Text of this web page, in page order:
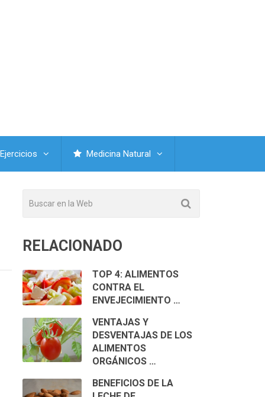
Ejercicios Medicina Natural
RELACIONADO
TOP 4: ALIMENTOS
CONTRA EL
ENVEJECIMIENTO …
VENTAJAS Y
DESVENTAJAS DE LOS
ALIMENTOS
ORGÁNICOS …
BENEFICIOS DE LA